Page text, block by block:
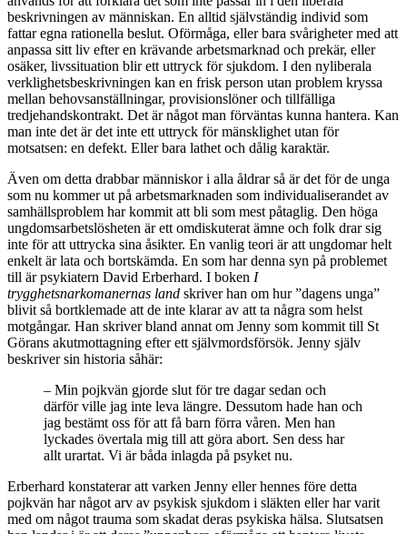
beskrivningen av människan. En alltid självständig individ som
fattar egna rationella beslut. Oförmåga, eller bara svårigheter med att
anpassa sitt liv efter en krävande arbetsmarknad och prekär, eller
osäker, livssituation blir ett uttryck för sjukdom. I den nyliberala
verklighetsbeskrivningen kan en frisk person utan problem kryssa
mellan behovsanställningar, provisionslöner och tillfälliga
tredjehandskontrakt. Det är något man förväntas kunna hantera. Kan
man inte det är det inte ett uttryck för mänsklighet utan för
motsatsen: en defekt. Eller bara lathet och dålig karaktär.
Även om detta drabbar människor i alla åldrar så är det för de unga
som nu kommer ut på arbetsmarknaden som individualiserandet av
samhällsproblem har kommit att bli som mest påtaglig. Den höga
ungdomsarbetslösheten är ett omdiskuterat ämne och folk drar sig
inte för att uttrycka sina åsikter. En vanlig teori är att ungdomar helt
enkelt är lata och bortskämda. En som har denna syn på problemet
till är psykiatern David Erberhard. I boken I
trygghetsnarkomanernas land skriver han om hur ”dagens unga”
blivit så bortklemade att de inte klarar av att ta några som helst
motgångar. Han skriver bland annat om Jenny som kommit till St
Görans akutmottagning efter ett självmordsförsök. Jenny själv
beskriver sin historia såhär:
– Min pojkvän gjorde slut för tre dagar sedan och
därför ville jag inte leva längre. Dessutom hade han och
jag bestämt oss för att få barn förra våren. Men han
lyckades övertala mig till att göra abort. Sen dess har
allt urartat. Vi är båda inlagda på psyket nu.
Erberhard konstaterar att varken Jenny eller hennes före detta
pojkvän har något arv av psykisk sjukdom i släkten eller har varit
med om något trauma som skadat deras psykiska hälsa. Slutsatsen